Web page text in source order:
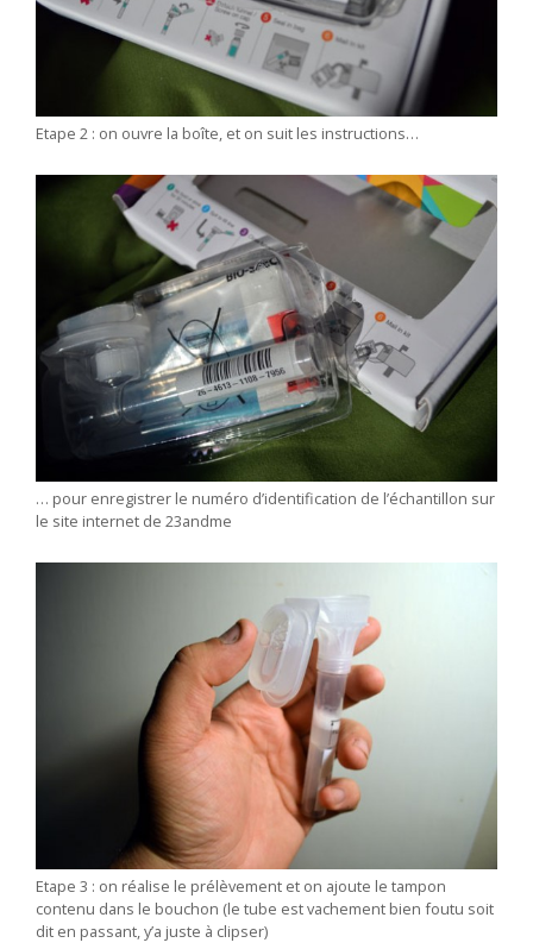
Etape 2 : on ouvre la boîte, et on suit les instructions…
… pour enregistrer le numéro d’identification de l’échantillon sur
le site internet de 23andme
Etape 3 : on réalise le prélèvement et on ajoute le tampon
contenu dans le bouchon (le tube est vachement bien foutu soit
dit en passant, y’a juste à clipser)